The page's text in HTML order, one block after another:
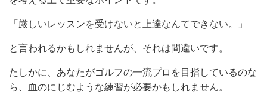
「厳しいレッスンを受けないと上達なんてできない。」
と言われるかもしれませんが、それは間違いです。
たしかに、あなたがゴルフの一流プロを目指しているのな
ら、血のにじむような練習が必要かもしれません。